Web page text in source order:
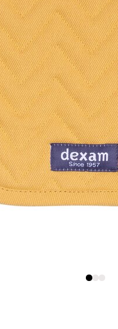
Åpent
0 i
Erich
Åpent
0 i